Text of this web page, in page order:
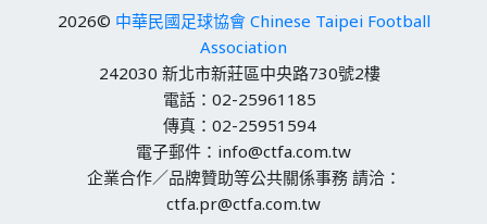
2026© 中華民國足球協會 Chinese Taipei Football
Association
242030 新北市新莊區中央路730號2樓
電話：02-25961185
傳真：02-25951594
電子郵件：info@ctfa.com.tw
企業合作／品牌贊助等公共關係事務 請洽：
ctfa.pr@ctfa.com.tw